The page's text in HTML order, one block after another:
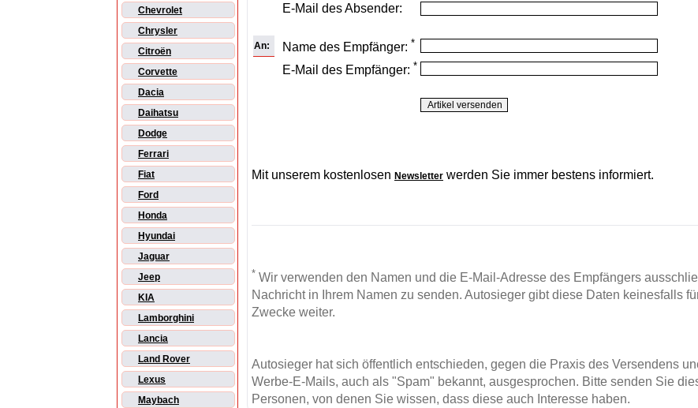
Chevrolet
Chrysler
Citroën
Corvette
Dacia
Daihatsu
Dodge
Ferrari
Fiat
Ford
Honda
Hyundai
Jaguar
Jeep
KIA
Lamborghini
Lancia
Land Rover
Lexus
Maybach
E-Mail des Absender:
An: Name des Empfänger: *
E-Mail des Empfänger: *
Mit unserem kostenlosen Newsletter werden Sie immer bestens informiert.
* Wir verwenden den Namen und die E-Mail-Adresse des Empfängers
Nachricht in Ihrem Namen zu senden. Autosieger gibt diese Daten keinesfalls
Zwecke weiter.
Autosieger hat sich öffentlich entschieden, gegen die Praxis des Versendens
Werbe-E-Mails, auch als "Spam" bekannt, ausgesprochen. Bitte senden Sie
Personen, von denen Sie wissen, dass diese auch Interesse haben.